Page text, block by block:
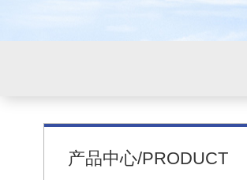
产品中心/PRODUCT